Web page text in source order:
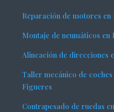
Reparación de motores en
Montaje de neumáticos en
Alineación de direcciones
Taller mecánico de
Figueres
Contrapesado de ruedas